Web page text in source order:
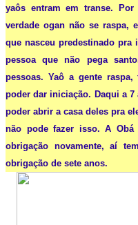
yaôs entram em transe.
verdade ogan não se raspa,
que nasceu predestinado pra
pessoa que não pega
pessoas. Yaô a gente
poder dar iniciação. Daqui a
poder abrir a casa deles pra
não pode fazer isso.A Obá
obrigação novamente, aí
obrigação de sete anos.